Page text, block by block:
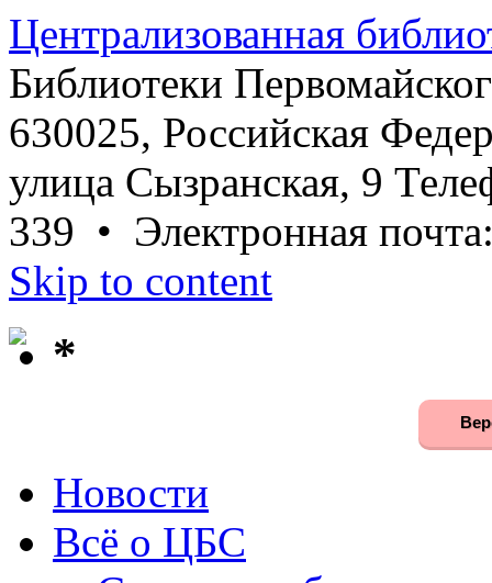
Централизованная
Библиотеки
630025, Российская
улица Сызранская, 9
339 • Электронная
Skip to content
*
Новости
Всё о ЦБС